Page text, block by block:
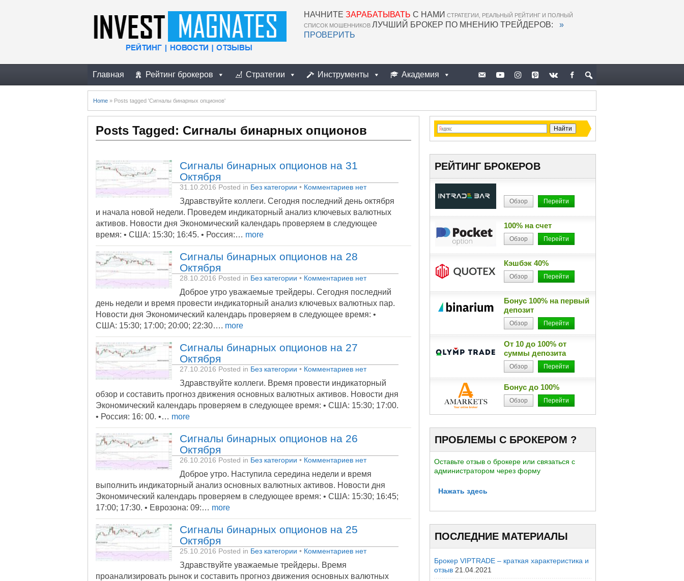
НАЧНИТЕ ЗАРАБАТЫВАТЬ С НАМИ СТРАТЕГИИ, РЕАЛЬНЫЙ РЕЙТИНГ И ПОЛНЫЙ
СПИСОК МОШЕННИКОВ ЛУЧШИЙ БРОКЕР ПО МНЕНИЮ ТРЕЙДЕРОВ: »
ПРОВЕРИТЬ
Главная Рейтинг брокеров Стратегии Инструменты Академия
Home » Posts tagged 'Сигналы бинарных опционов'
Posts Tagged: Сигналы бинарных опционов
Сигналы бинарных опционов на 31
Октября
31.10.2016 Posted in Без категории • Комментариев нет
Здравствуйте коллеги. Сегодня последний день октября
и начала новой недели. Проведем индикаторный анализ ключевых валютных
активов. Новости дня Экономический календарь проверяем в следующее
время: • США: 15:30; 16:45. • Россия:… more
Сигналы бинарных опционов на 28
Октября
28.10.2016 Posted in Без категории • Комментариев нет
Доброе утро уважаемые трейдеры. Сегодня последний
день недели и время провести индикаторный анализ ключевых валютных пар.
Новости дня Экономический календарь проверяем в следующее время: •
США: 15:30; 17:00; 20:00; 22:30…. more
Сигналы бинарных опционов на 27
Октября
27.10.2016 Posted in Без категории • Комментариев нет
Здравствуйте коллеги. Время провести индикаторный
обзор и составить прогноз движения основных валютных активов. Новости дня
Экономический календарь проверяем в следующее время: • США: 15:30; 17:00.
• Россия: 16: 00. •… more
Сигналы бинарных опционов на 26
Октября
26.10.2016 Posted in Без категории • Комментариев нет
Доброе утро. Наступила середина недели и время
выполнить индикаторный анализ основных валютных активов. Новости дня
Экономический календарь проверяем в следующее время: • США: 15:30; 16:45;
17:00; 17:30. • Еврозона: 09:… more
Сигналы бинарных опционов на 25
Октября
25.10.2016 Posted in Без категории • Комментариев нет
Здравствуйте уважаемые трейдеры. Время
проанализировать рынок и составить прогноз движения основных валютных
РЕЙТИНГ БРОКЕРОВ
Обзор Перейти
100% на счет
Обзор Перейти
Кэшбэк 40%
Обзор Перейти
Бонус 100% на первый
депозит
Обзор Перейти
От 10 до 100% от
суммы депозита
Обзор Перейти
Бонус до 100%
Обзор Перейти
ПРОБЛЕМЫ С БРОКЕРОМ ?
Оставьте отзыв о брокере или связаться с
администратором через форму
Нажать здесь
ПОСЛЕДНИЕ МАТЕРИАЛЫ
Брокер VIPTRADE – краткая характеристика и
отзыв 21.04.2021